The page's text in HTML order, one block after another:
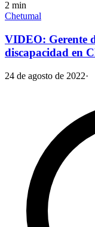
2 min
Chetumal
VIDEO: Gerente
discapacidad en
24 de agosto de 2022·